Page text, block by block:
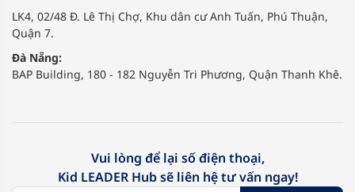
LK4, 02/48 Đ. Lê Thị Chợ, Khu dân cư Anh Tuấn, Phú Thuận,
Quận 7.
Đà Nẵng:
BAP Building, 180 - 182 Nguyễn Tri Phương, Quận Thanh Khê.
Vui lòng để lại số điện thoại,
Kid LEADER Hub sẽ liên hệ tư vấn ngay!